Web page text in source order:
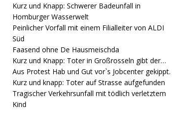
Kurz und Knapp: Schwerer Badeunfall in
Homburger Wasserwelt
Peinlicher Vorfall mit einem Filialleiter von ALDI
Süd
Faasend ohne De Hausmeischda
Kurz und Knapp: Toter in Großrosseln gibt der…
Aus Protest Hab und Gut vor`s Jobcenter gekippt.
Kurz und knapp: Toter auf Strasse aufgefunden
Tragischer Verkehrsunfall mit tödlich verletztem
Kind